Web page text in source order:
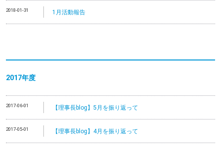
2018-01-31 1月活動報告
2017年度
2017-06-01 【理事長blog】5月を振り返って
2017-05-01 【理事長blog】4月を振り返って